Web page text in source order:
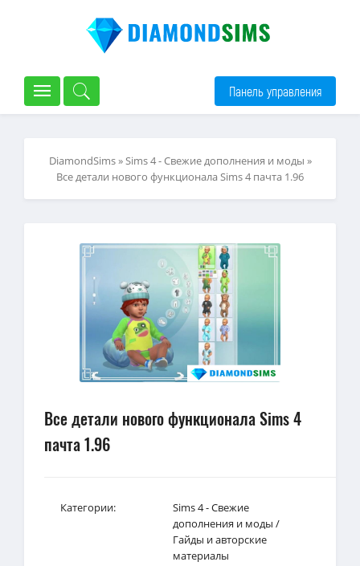
Панель управления
DiamondSims»Sims 4 - Свежие дополнения и моды »
Все детали нового функционала Sims 4 пачта 1.96
Все детали нового функционала Sims 4
пачта 1.96
Категории:
Sims 4 - Свежие
дополнения и моды /
Гайды и авторские
материалы